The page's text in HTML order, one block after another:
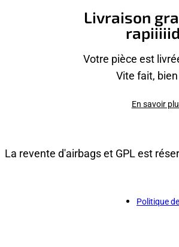
Livraison
Votre pièce est
Vite fait,
En savoir
La revente d'airbags et GPL est
Politique